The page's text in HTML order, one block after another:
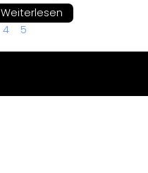
Weiterlesen
4 5